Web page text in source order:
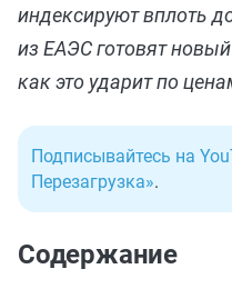
индексируют вплоть
из ЕАЭС готовят
как это ударит по
Подписывайтесь на
Перезагрузка».
Содержание